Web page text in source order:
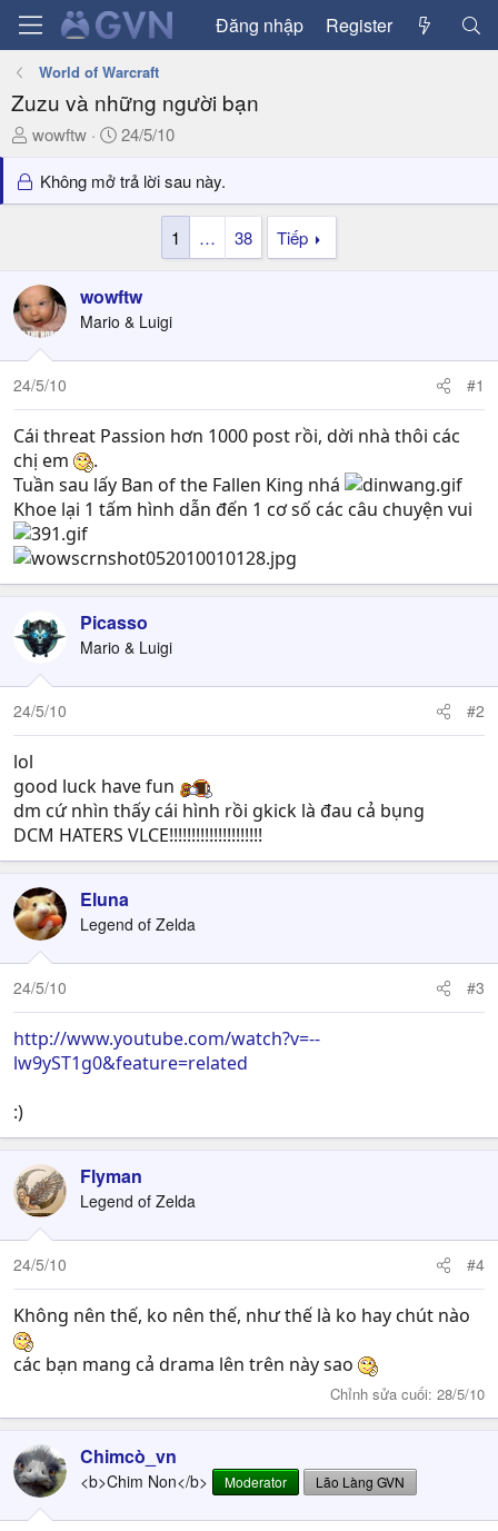
Đăng nhập Register
World of Warcraft
Zuzu và những người bạn
T
r
e
t
a
r
e
r
wowftw
N
à
y
24/5/10
Không mở trả lời sau này.
1 … 38 Tiếp
wowftw
Mario & Luigi
24/5/10 #1
Cái threat Passion hơn 1000 post rồi, dời nhà thôi các
chị em
.
Tuần sau lấy Ban of the Fallen King nhá
Khoe lại 1 tấm hình dẫn đến 1 cơ số các câu chuyện vui
Picasso
Mario & Luigi
24/5/10 #2
lol
good luck have fun
dm cứ nhìn thấy cái hình rồi gkick là đau cả bụng
DCM HATERS VLCE!!!!!!!!!!!!!!!!!!!!!
Eluna
Legend of Zelda
24/5/10 #3
http://www.youtube.com/watch?v=--
lw9yST1g0&feature=related
:)
Flyman
Legend of Zelda
24/5/10 #4
Không nên thế, ko nên thế, như thế là ko hay chút nào
các bạn mang cả drama lên trên này sao
Chỉnh sửa cuối: 28/5/10
Chimcò_vn
<b>Chim Non</b> Moderator Lão Làng GVN